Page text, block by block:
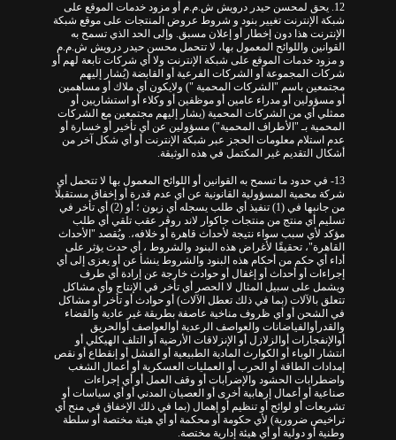
12. يحق لمحسن حيدر درويش ش.م.م أو مزود خدمات الموقع على
شبكة الإنترنت تغيير بنود و شروط عروض المنتجات على موقع شبكة
الإنترنت هذا دون إخطار أو إعلان مسبق. وإلى الحد الذي تسمح به
القوانين واللوائح المعمول بها، لا تتحمل محسن حيدر درويش ش.م.م
و مزود خدمات الموقع على شبكة الإنترنت ولا أي شركات تابعة لهم أو
شركات المجموعة أو الشركات الفرعية أو القابضة (يُشار إليهم
مجتمعين باسم "الشركات المحمية ") ولايكون أي ملاك أو مساهمين
أو مسؤولين أو مدراء عامين أو موظفين أو وكلاء أو استشاريين أو
ممثلي أي من الشركات المحمية (يشار إليهم مجتمعين مع الشركات
المحمية بـ "الأطراف المحمية") مسؤولين عن أي تأخير أو خسارة أو
عدم استلام معلومات الحجز عبر شبكة الإنترنت أو أي شكل آخر من
أشكال التقديم غير المكتمل في هذه الوثيقة.
13- في حدود ما تسمح به القوانين أو اللوائح المعمول بها لا تتحمل أي
شركة محمية المسؤولية القانونية عن أي عدم قدرة أو إخفاق مستقبلًا
من جانبها في (1) تنفيذ أي طلب يسجله أي زبون ؛ أو (2) أي تأخر في
تسليم أي منتج من منتجات جاكوار لاند روڤر عقب تلقي أي طلب
مؤكد لأي سبب سواء نتيجة لأحداث قاهرة أو خلافه،. ويُقصد "الأحداث
القاهرة"، تحقيقًا لأغراض هذه البنود والشروط ، أي حدث يؤثر على
أداء أي حكم من أحكام هذه البنود والشروط ينشأ عن أو يعزى إلى أي
إجراءات أو أحداث أو إغفال أو حوادث خارجة عن إرادة أي طرف
ويشمل على سبيل المثال لا الحصر أي تأخر في الإنتاج وأي مشاكل
تتعلق بالآلات (بما في ذلك تعطل الآلات) أو حوادث أو تأخر أو مشاكل
في الشحن أو أي ظروف مناخية عاصفة بطريقة غير عادية والقضاء
والقدرأوالفياضانات والعواصف الرعدية أوالعواصف أوالحريق
أوالإنفجارات أوالزلازل أو الإنزلاقات الأرضية أو التلف الهيكلي أو
انتشار الوباء أو الكوارث المادية الطبيعية أو الفشل أو إنقطاع أو نقص
إمدادات الطاقة أو الحرب أو العمليات العسكرية أو أعمال الشغب
واضطرابات الحشود والإضرابات أو وقف العمل أو أي إجراءات
صناعية أو أعمال إرهابية أخرى أو العصيان المدني أو أي سياسات أو
تشريعات أو لوائح أو تنظيم أو إهمال (بما في ذلك الإخفاق في منح أي
تراخيص ضرورية) لأي حكومة أو محكمة أو أي هيئة مختصة أو سلطة
وطنية أو دولية أو أي هيئة إدارية مختصة.